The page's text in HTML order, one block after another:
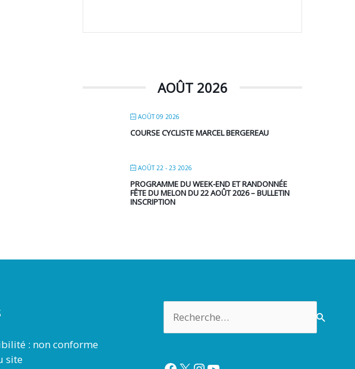
AOÛT 2026
AOÛT 09 2026
COURSE CYCLISTE MARCEL BERGEREAU
AOÛT 22 - 23 2026
PROGRAMME DU WEEK-END ET RANDONNÉE
FÊTE DU MELON DU 22 AOÛT 2026 – BULLETIN
INSCRIPTION
: non conforme
site